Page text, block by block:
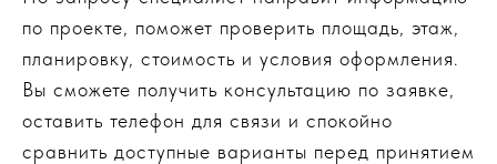
по проекте, поможет проверить площадь, этаж,
планировку, стоимость и условия оформления.
Вы сможете получить консультацию по заявке,
оставить телефон для связи и спокойно
сравнить доступные варианты перед принятием